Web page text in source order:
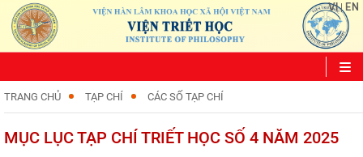
VI| EN
TRANG CHỦ TẠP CHÍ CÁC SỐ TẠP CHÍ
MỤC LỤC TẠP CHÍ TRIẾT HỌC SỐ 4 NĂM 2025